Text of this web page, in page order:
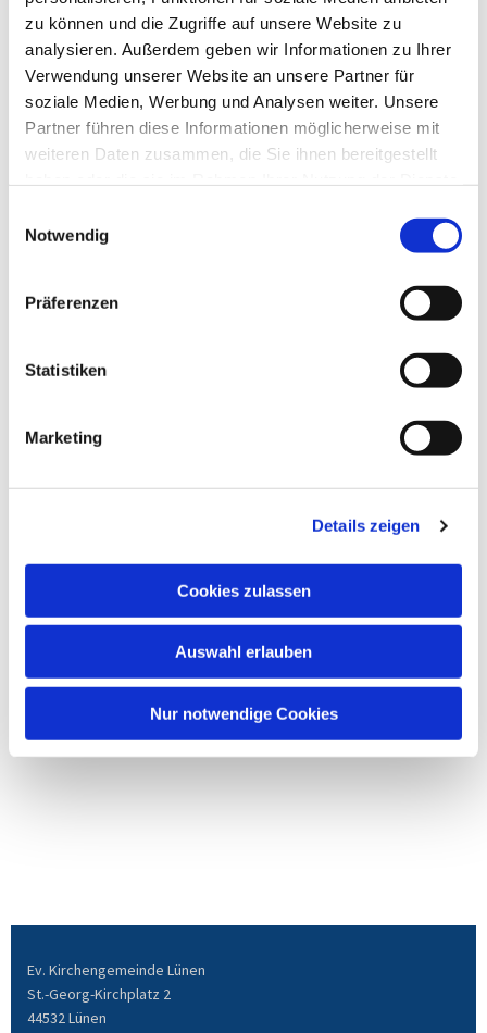
zu können und die Zugriffe auf unsere Website zu
analysieren. Außerdem geben wir Informationen zu Ihrer
Verwendung unserer Website an unsere Partner für
soziale Medien, Werbung und Analysen weiter. Unsere
Partner führen diese Informationen möglicherweise mit
weiteren Daten zusammen, die Sie ihnen bereitgestellt
Notwendig
Präferenzen
Statistiken
Marketing
Details zeigen
Cookies zulassen
Auswahl erlauben
Nur notwendige Cookies
Ev. Kirchengemeinde Lünen
St.-Georg-Kirchplatz 2
44532 Lünen